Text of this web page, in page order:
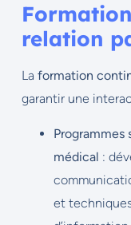
relation
La formation
garantir une
Programmes
médical :
et